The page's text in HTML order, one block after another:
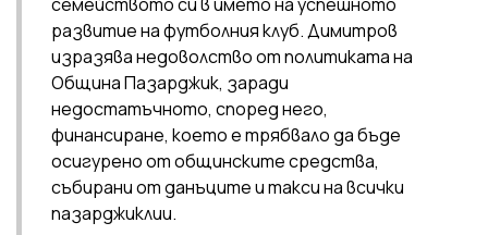
развитие на футболния клуб. Димитров
изразява недоволство от политиката на
Община Пазарджик, заради
недостатъчното, според него,
финансиране, което е трябвало да бъде
осигурено от общинските средства,
събирани от данъците и такси на всички
пазарджиклии.